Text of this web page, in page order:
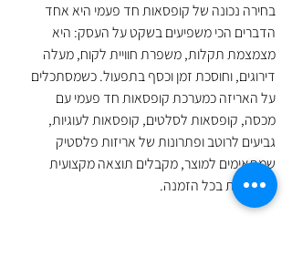
בחירה נכונה של קופסאות חד פעמי היא אחד
הדברים הכי משפיעים בשקט על העסק: היא
מצמצמת תקלות, משפרת חוויית לקוח, מעלה
דירוגים, וחוסכת זמן וכסף בתפעול. כשמסתכלים
על האריזה כמערכת קופסאות חד פעמי עם
מכסה, קופסאות לסלטים, קופסאות לעוגיות,
גביעים לרוטב ופתרונות של אריזות פלסטיק
שמתאימים למוצר, מקבלים תוצאה מקצועית
שמורגשת בכל הזמנה.